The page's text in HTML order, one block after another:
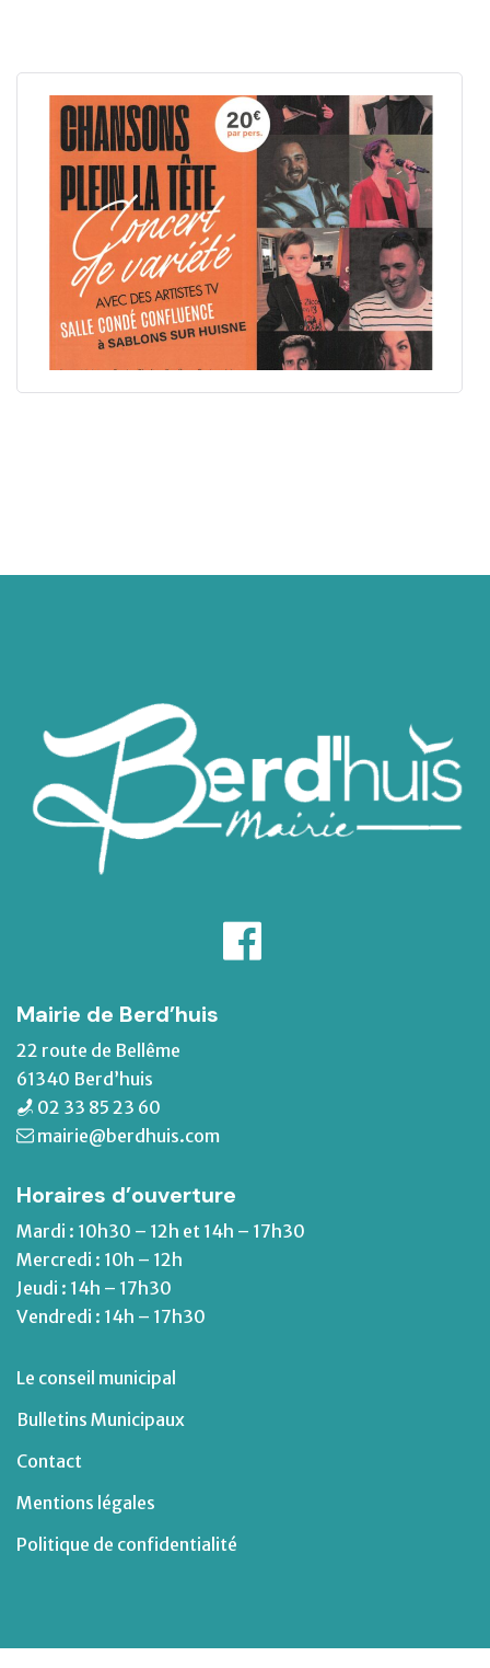
Mairie de Berd’huis
22 route de Bellême
61340 Berd’huis
02 33 85 23 60
mairie@berdhuis.com
Horaires d’ouverture
Mardi : 10h30 – 12h et 14h – 17h30
Mercredi : 10h – 12h
Jeudi : 14h – 17h30
Vendredi : 14h – 17h30
Le conseil municipal
Bulletins Municipaux
Contact
Mentions légales
Politique de confidentialité